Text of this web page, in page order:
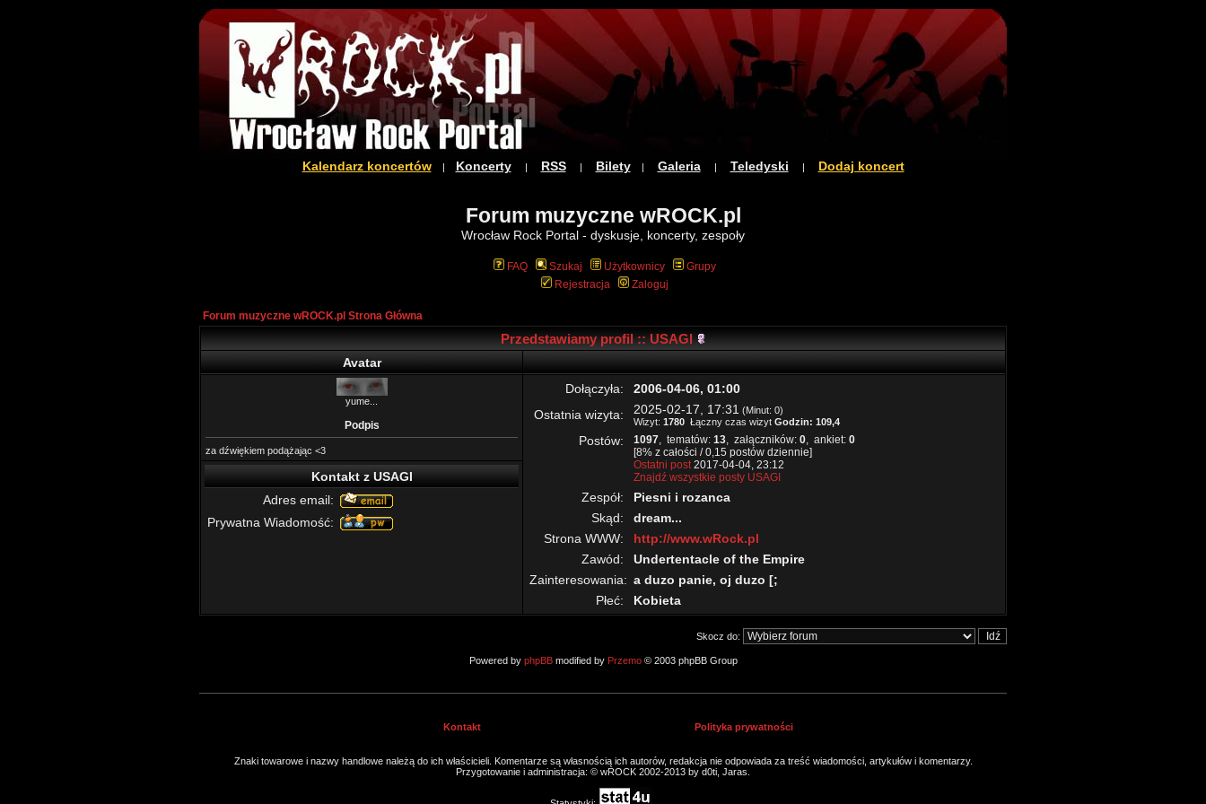
Kalendarz koncertów| Koncerty| RSS| Bilety| Galeria| Teledyski | Dodaj koncert
Forum muzyczne wROCK.pl
Wrocław Rock Portal - dyskusje, koncerty, zespoły
FAQ Szukaj Użytkownicy
Grupy
Rejestracja
Zaloguj
Forum muzyczne wROCK.pl Strona Główna
Przedstawiamy profil :: USAGI
Avatar
yume...
Podpis
za dźwiękiem podążając <3
Dołączyła:
2006-04-06, 01:00
Ostatnia wizyta:
2025-02-17, 17:31 (Minut: 0)
Wizyt: 1780 Łączny czas wizyt Godzin: 109,4
Postów: 1097, tematów: 13, załączników: 0, ankiet: 0
[8% z całości / 0,15 postów dziennie]
Ostatni post2017-04-04, 23:12
Znajdź wszystkie posty USAGI
Zespół:
Piesni i rozanca
Skąd:
dream...
Strona WWW:
http://www.wRock.pl
Zawód:
Undertentacle of the Empire
Zainteresowania: a duzo panie, oj duzo [;
Płeć:
Kobieta
Kontakt z USAGI
Adres email:
Prywatna Wiadomość:
Skocz do:
Powered by phpBBmodified by Przemo© 2003 phpBB Group
Kontakt Polityka prywatności
Znaki towarowe i nazwy handlowe należą do ich właścicieli. Komentarze są własnością ich autorów, redakcja nie odpowiada za treść wiadomości, artykułów i komentarzy.
Przygotowanie i administracja: © wROCK 2002-2013 by d0ti, Jaras.